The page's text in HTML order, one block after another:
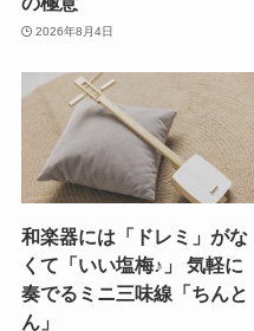
2026年8月4日
和楽器には「ドレミ」がな
くて「いい塩梅♪」 気軽に
奏でるミニ三味線「ちんと
ん」